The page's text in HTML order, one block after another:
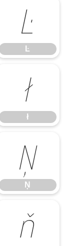
Ŀ
Ŀ
ł
ł
Ņ
Ņ
ň